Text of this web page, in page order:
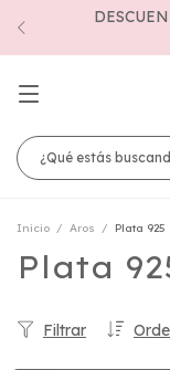
Inicio / Aros / Plata 925
Plata
Filtrar